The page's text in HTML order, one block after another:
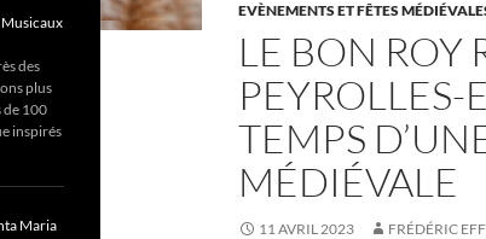
EVÈNEMENTS ET FÊTES
LE BON ROY
PEYROLLES-
TEMPS
MÉDIÉVALE
11 AVRIL 2023 FRÉDÉRIC
Musicaux
des
plus
de 100
inspirés
Maria